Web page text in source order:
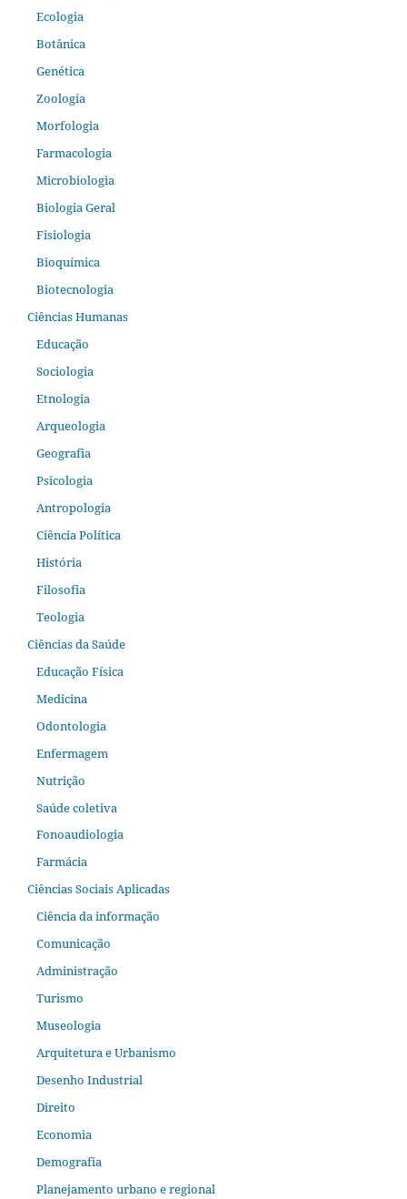
Ecologia
Botânica
Genética
Zoologia
Morfologia
Farmacologia
Microbiologia
Biologia Geral
Fisiologia
Bioquímica
Biotecnologia
Ciências Humanas
Educação
Sociologia
Etnologia
Arqueologia
Geografia
Psicologia
Antropologia
Ciência Política
História
Filosofia
Teologia
Ciências da Saúde
Educação Física
Medicina
Odontologia
Enfermagem
Nutrição
Saúde coletiva
Fonoaudiologia
Farmácia
Ciências Sociais Aplicadas
Ciência da informação
Comunicação
Administração
Turismo
Museologia
Arquitetura e Urbanismo
Desenho Industrial
Direito
Economia
Demografia
Planejamento urbano e regional